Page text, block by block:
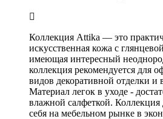
Коллекция Attika — это
искусственная кожа с
имеющая интересный
коллекция рекомендуется для
видов декоративной отделки и
Материал легок в уходе -
влажной салфеткой. Коллекция
себя на мебельном рынке в